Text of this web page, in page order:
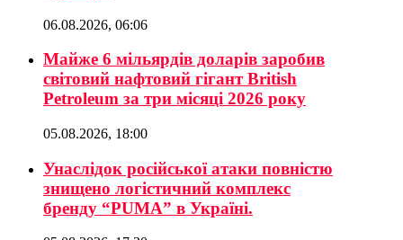
06.08.2026, 06:06
Майже 6 мільярдів доларів заробив
світовий нафтовий гігант British
Petroleum за три місяці 2026 року
05.08.2026, 18:00
Унаслідок російської атаки повністю
знищено логістичний комплекс
бренду “PUMA” в Україні.